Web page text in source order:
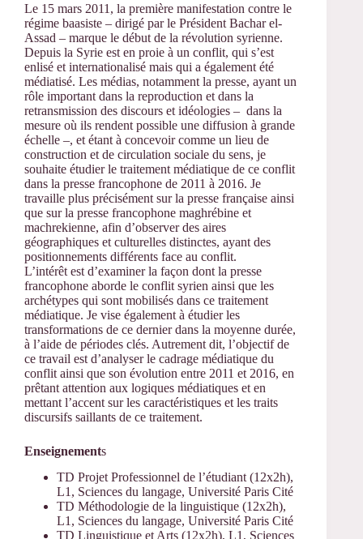
Le 15 mars 2011, la première manifestation contre le
régime baasiste – dirigé par le Président Bachar el-
Assad – marque le début de la révolution syrienne.
Depuis la Syrie est en proie à un conflit, qui s’est
enlisé et internationalisé mais qui a également été
médiatisé. Les médias, notamment la presse, ayant un
rôle important dans la reproduction et dans la
retransmission des discours et idéologies – dans la
mesure où ils rendent possible une diffusion à grande
échelle –, et étant à concevoir comme un lieu de
construction et de circulation sociale du sens, je
souhaite étudier le traitement médiatique de ce conflit
dans la presse francophone de 2011 à 2016. Je
travaille plus précisément sur la presse française ainsi
que sur la presse francophone maghrébine et
machrekienne, afin d’observer des aires
géographiques et culturelles distinctes, ayant des
positionnements différents face au conflit.
L’intérêt est d’examiner la façon dont la presse
francophone aborde le conflit syrien ainsi que les
archétypes qui sont mobilisés dans ce traitement
médiatique. Je vise également à étudier les
transformations de ce dernier dans la moyenne durée,
à l’aide de périodes clés. Autrement dit, l’objectif de
ce travail est d’analyser le cadrage médiatique du
conflit ainsi que son évolution entre 2011 et 2016, en
prêtant attention aux logiques médiatiques et en
mettant l’accent sur les caractéristiques et les traits
discursifs saillants de ce traitement.
Enseignements
TD Projet Professionnel de l’étudiant (12x2h),
L1, Sciences du langage, Université Paris Cité
TD Méthodologie de la linguistique (12x2h),
L1, Sciences du langage, Université Paris Cité
TD Linguistique et Arts (12x2h), L1, Sciences